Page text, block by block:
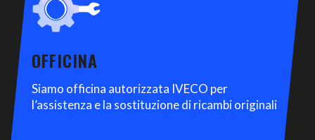
OFFICINA
Siamo officina autorizzata IVECO per
l’assistenza e la sostituzione di ricambi originali